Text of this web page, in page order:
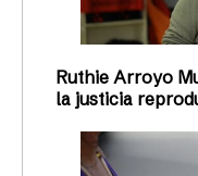
Ruthie Arroyo
la justicia